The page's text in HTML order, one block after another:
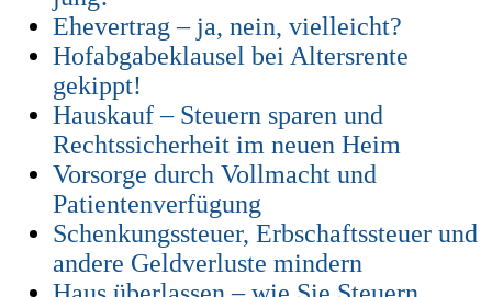
Ehevertrag – ja, nein, vielleicht?
Hofabgabeklausel bei Altersrente
gekippt!
Hauskauf – Steuern sparen und
Rechtssicherheit im neuen Heim
Vorsorge durch Vollmacht und
Patientenverfügung
Schenkungssteuer, Erbschaftssteuer und
andere Geldverluste mindern